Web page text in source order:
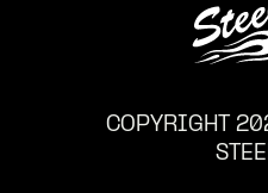
COPYRIGHT